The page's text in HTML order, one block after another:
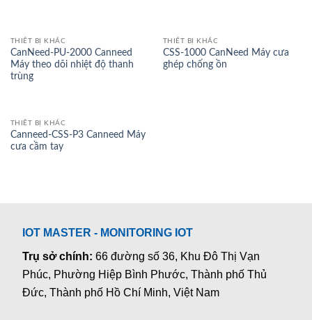
THIẾT BỊ KHÁC
CanNeed-PU-2000 Canneed
Máy theo dõi nhiệt độ thanh
trùng
THIẾT BỊ KHÁC
CSS-1000 CanNeed Máy cưa
ghép chống ồn
THIẾT BỊ KHÁC
Canneed-CSS-P3 Canneed Máy
cưa cầm tay
IOT MASTER - MONITORING IOT
Trụ sở chính:66 đường số 36, Khu Đô Thị Vạn
Phúc, Phường Hiệp Bình Phước, Thành phố Thủ
Đức, Thành phố Hồ Chí Minh, Việt Nam